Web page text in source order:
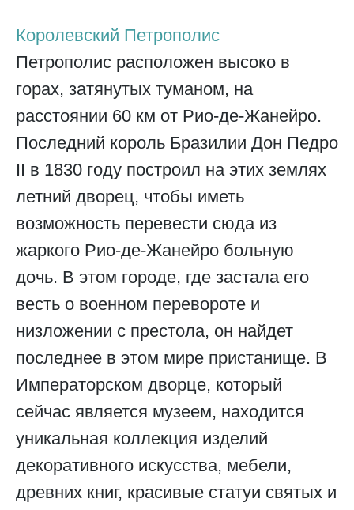
Королевский Петрополис
Петрополис расположен высоко в
горах, затянутых туманом, на
расстоянии 60 км от Рио-де-Жанейро.
Последний король Бразилии Дон Педро
II в 1830 году построил на этих землях
летний дворец, чтобы иметь
возможность перевести сюда из
жаркого Рио-де-Жанейро больную
дочь. В этом городе, где застала его
весть о военном перевороте и
низложении с престола, он найдет
последнее в этом мире пристанище. В
Императорском дворце, который
сейчас является музеем, находится
уникальная коллекция изделий
декоративного искусства, мебели,
древних книг, красивые статуи святых и